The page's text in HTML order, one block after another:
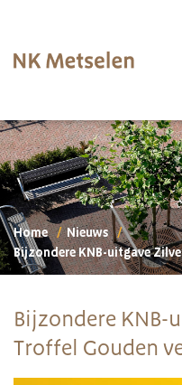
Home
Nieuws
Bijzondere KNB-uitgave
Bijzondere KNB-
Troffel Gouden